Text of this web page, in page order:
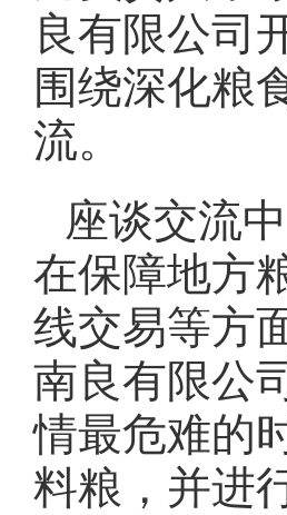
良有限公司
围绕深化粮
流。
座谈交流
在保障地方
线交易等方
南良有限公
情最危难的
料粮，并进